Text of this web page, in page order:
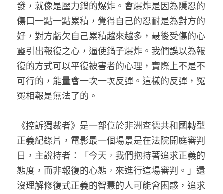
發，就像是壓力鍋的爆炸。會爆炸是因為隱忍的
傷口一點一點累積，覺得自己的忍耐是為對方的
好，對方虧欠自己累積越來越多，最後受傷的心
靈引出報復之心，逼使鍋子爆炸。我們誤以為報
復的方式可以平復被害者的心理，實際上不是不
可行的，能量會一次一次反彈。這樣的反彈，冤
冤相報是無法了的。
《控訴獨裁者》是一部位於非洲查德共和國轉型
正義紀錄片，電影最一個場景是在法院開庭審判
日，主說持者：「今天，我們抱持著追求正義的
態度，而非報復的心態，來進行這場審判。」還
沒理解修復式正義的智慧的人可能會困惑，追求